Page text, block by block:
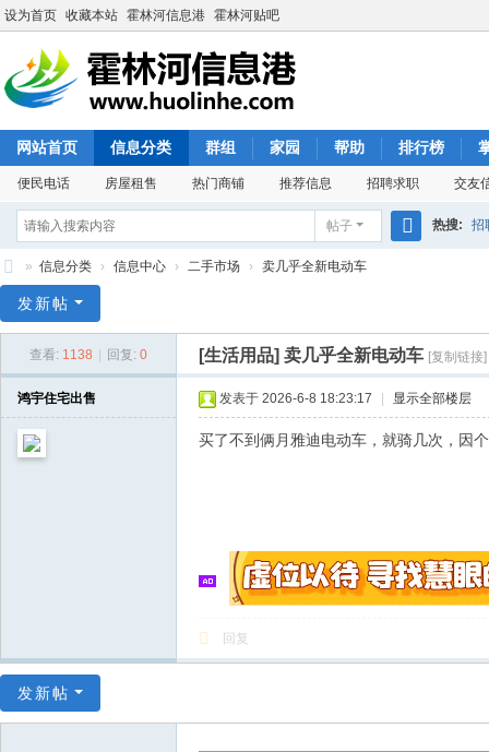
设为首页 收藏本站 霍林河信息港 霍林河贴吧
网站首页 信息分类 群组 家园 帮助 排行榜
便民电话 房屋租售 热门商铺 推荐信息 招聘求职 交友
帖子 热搜: 招
林
» 信息分类 › 信息中心 › 二手市场 › 卖几乎全新电动车
发新帖
查看: 1138 回复: 0 [生活用品] 卖几乎全新电动车 [复制链接]
鸿宇住宅出售 发表于 2026-6-8 18:23:17 显示全部楼层
买了不到俩月雅迪电动车，就骑几次，因
回复
发新帖